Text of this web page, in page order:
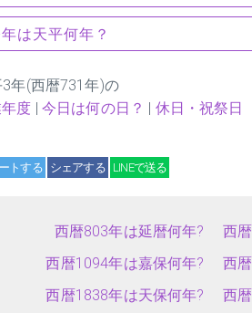
は天平何年？
3年(西暦731年)の
度 | 今日は何の日？ | 休日・祝祭日
トする シェアする LINEで送る
西暦803年は延暦何年?
西
西暦1094年は嘉保何年?
西
西暦1838年は天保何年?
西